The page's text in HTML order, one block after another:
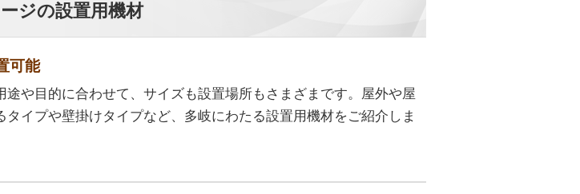
ジの設置用機材
可能
途や目的に合わせて、サイズも設置場所もさまざまです。屋外や屋
タイプや壁掛けタイプなど、多岐にわたる設置用機材をご紹介しま